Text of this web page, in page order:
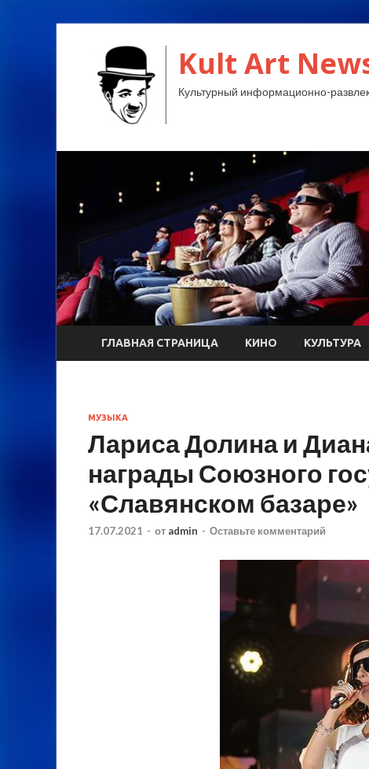
Kult Art
Культурный информационно-
ГЛАВНАЯ СТРАНИЦА КИНО КУЛЬТУРА
МУЗЫКА
Лариса Долина и
награды Союзного
«Славянском базаре»
17.07.2021 - от admin - Оставьте комментарий